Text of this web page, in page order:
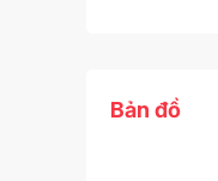
Bản đồ